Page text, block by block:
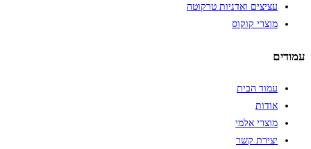
עציצים ואדניות טרקוטה
מוצרי קוקוס
עמודים
עמוד הבית
אודות
מוצרי אלמי
יצירת קשר